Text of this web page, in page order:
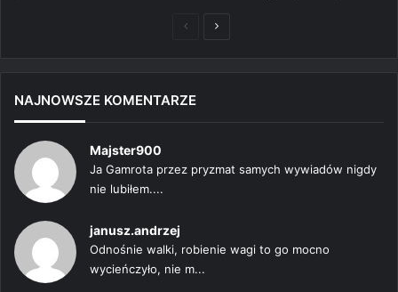
PoprzedniaNastępna
NAJNOWSZE KOMENTARZE
Majster900
Ja Gamrota przez pryzmat samych wywiadów nigdy
nie lubiłem....
janusz.andrzej
Odnośnie walki, robienie wagi to go mocno
wycieńczyło, nie m...